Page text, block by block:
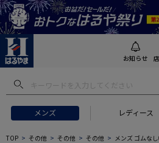
お知らせ
メンズ レディース
TOP その他 その他 その他 メンズ ゴムな